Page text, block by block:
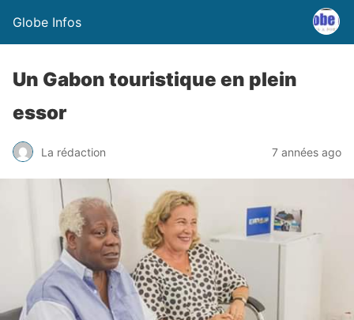
Globe Infos
Un Gabon touristique en plein
essor
La rédaction 7 années ago